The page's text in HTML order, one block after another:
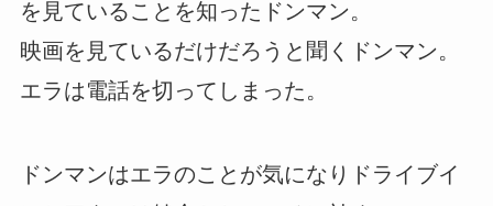
を見ていることを知ったドンマン。
映画を見ているだけだろうと聞くドンマン。
エラは電話を切ってしまった。
ドンマンはエラのことが気になりドライブイ